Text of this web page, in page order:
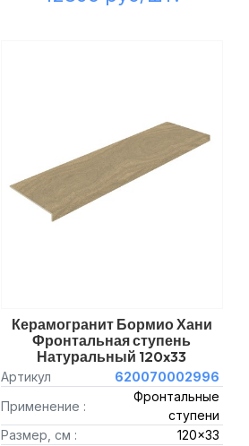
Керамогранит Бормио Хани
Фронтальная ступень
Натуральный 120x33
Артикул
620070002996
Применение :
Фронтальные
ступени
Размер, см :
120x33